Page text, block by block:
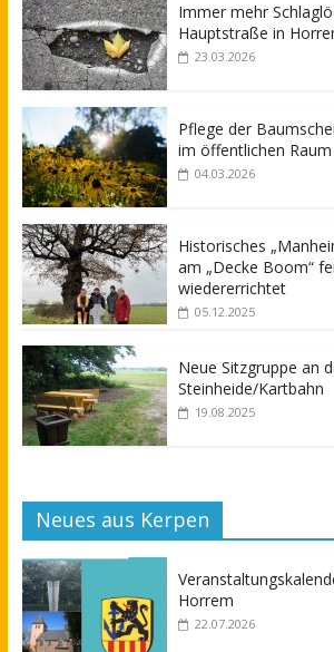
Immer mehr
Hauptstraße in
23.03.2026
Pflege der
im öffentlichen Raum
04.03.2026
Historisches
am „Decke Boom“
wiedererrichtet
05.12.2025
Neue Sitzgruppe an
Steinheide/Kartbahn
19.08.2025
Neues aus Kerpen
Horrem
22.07.2026